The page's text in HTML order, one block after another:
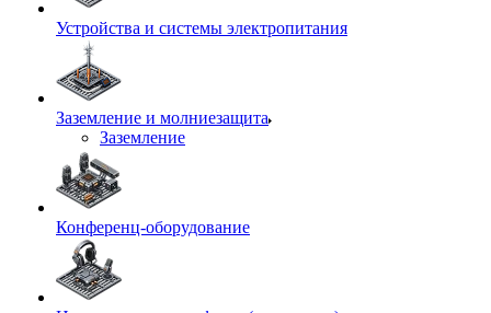
Устройства и системы электропитания
Заземление и молниезащита
Заземление
Конференц-оборудование